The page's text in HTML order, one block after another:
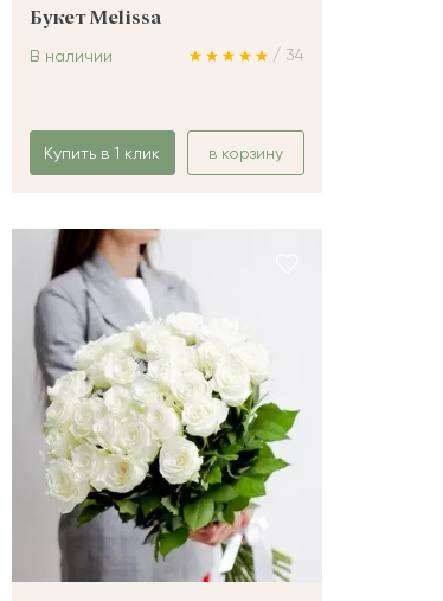
Букет Melissa
/ 34
В наличии
Купить в 1 клик в корзину